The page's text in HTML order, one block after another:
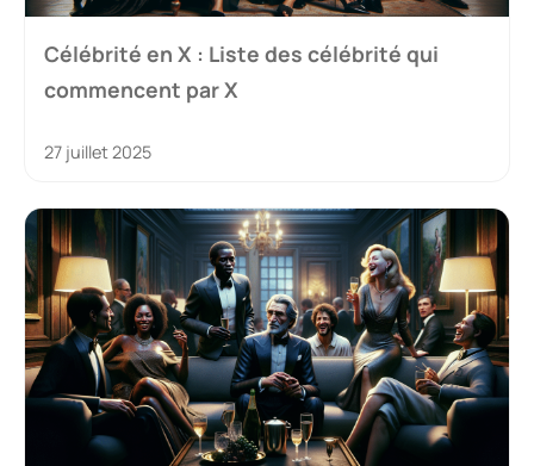
Célébrité en X : Liste des célébrité qui
commencent par X
27 juillet 2025